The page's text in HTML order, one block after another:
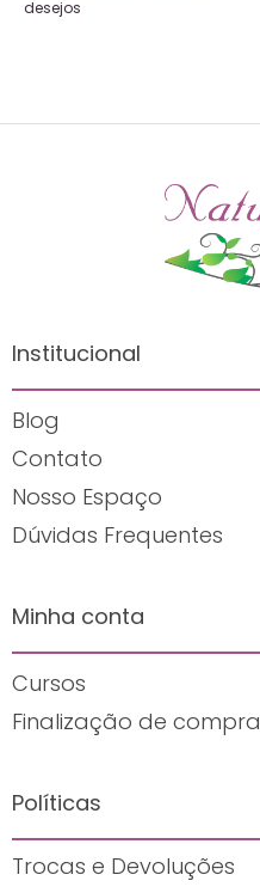
desejos
Institucional
Blog
Contato
Nosso Espaço
Dúvidas Frequentes
Minha conta
Cursos
Finalização de compra
Políticas
Trocas e Devoluções